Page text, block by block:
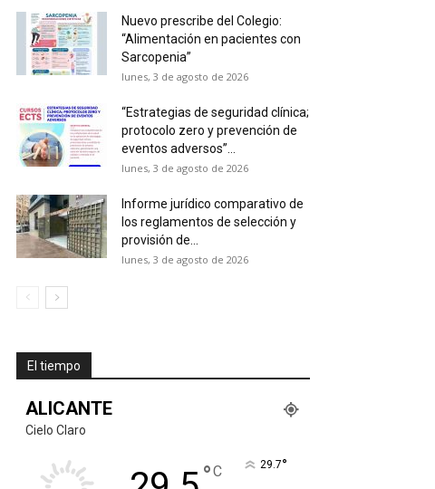
Nuevo prescribe del Colegio:
“Alimentación en pacientes con
Sarcopenia”
lunes, 3 de agosto de 2026
“Estrategias de seguridad clínica;
protocolo zero y prevención de
eventos adversos”...
lunes, 3 de agosto de 2026
Informe jurídico comparativo de
los reglamentos de selección y
provisión de...
lunes, 3 de agosto de 2026
El tiempo
ALICANTE
Cielo Claro
°C 29.7°